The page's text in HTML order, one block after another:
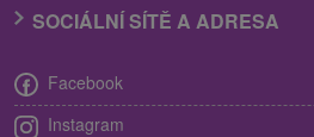
SOCIÁLNÍ SÍTĚ A ADRESA
Facebook
Instagram